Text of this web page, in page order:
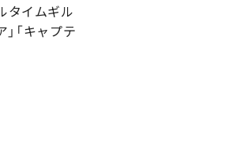
タイムギル
「キャプテ